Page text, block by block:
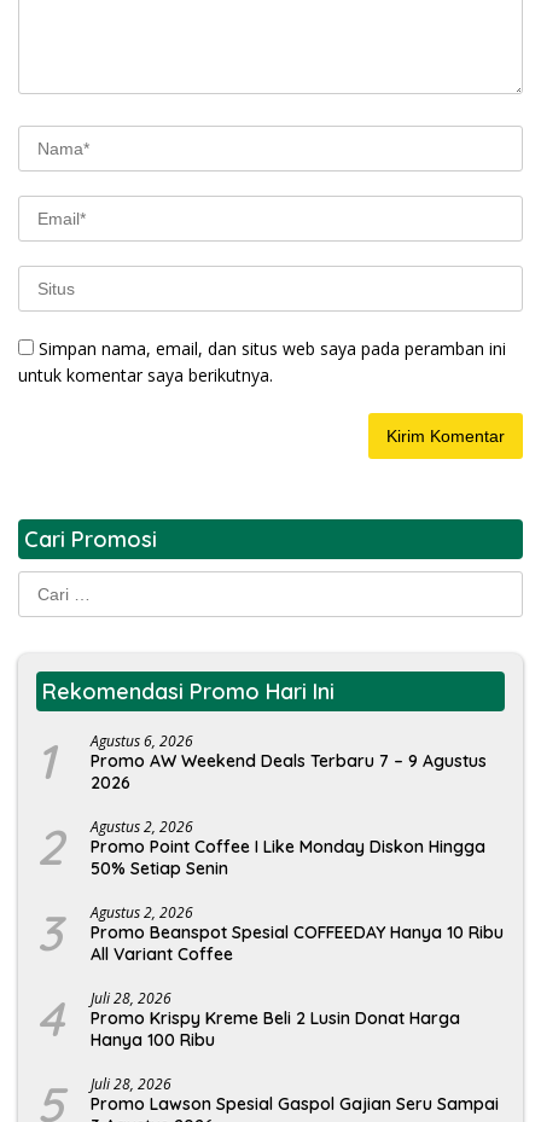
Simpan nama, email, dan situs web saya pada peramban ini
untuk komentar saya berikutnya.
Cari Promosi
Cari
untuk:
Rekomendasi Promo Hari Ini
1 Agustus 6, 2026
Promo AW Weekend Deals Terbaru 7 – 9 Agustus
2026
2 Agustus 2, 2026
Promo Point Coffee I Like Monday Diskon Hingga
50% Setiap Senin
3 Agustus 2, 2026
Promo Beanspot Spesial COFFEEDAY Hanya 10 Ribu
All Variant Coffee
4 Juli 28, 2026
Promo Krispy Kreme Beli 2 Lusin Donat Harga
Hanya 100 Ribu
5 Juli 28, 2026
Promo Lawson Spesial Gaspol Gajian Seru Sampai